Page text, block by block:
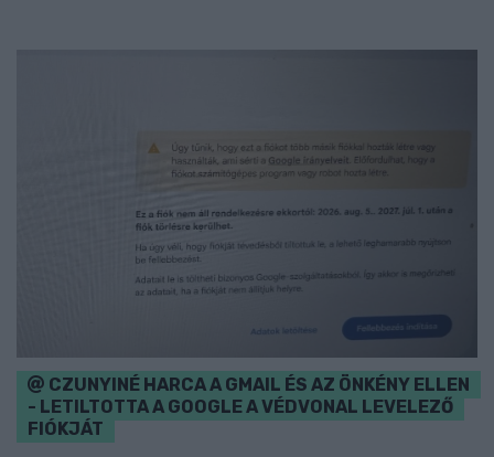
CZUNYINÉ HARCA A GMAIL ÉS AZ ÖNKÉNY ELLEN
- LETILTOTTA A GOOGLE A VÉDVONAL LEVELEZŐ
FIÓKJÁT